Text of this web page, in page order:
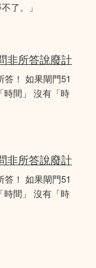
了。」
非所答說廢計
答！ 如果閘門51
時間」 沒有「時
非所答說廢計
答！ 如果閘門51
時間」 沒有「時